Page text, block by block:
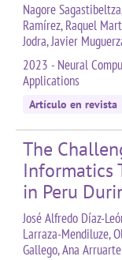
Nagore
Ramírez, Raquel
Jodra, Javier
2023 - Neural
Applications
Artículo en revista
The
Informatics
in Peru
José Alfredo Díaz-
Larraza-Mendiluze,
Gallego, Ana Arruarte